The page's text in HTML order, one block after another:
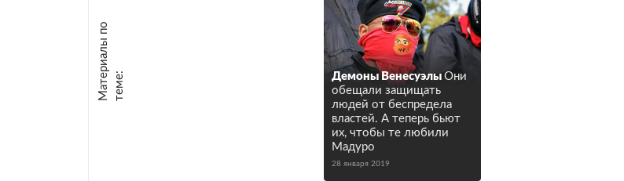
М
а
т е
р
и
а
л
ы
п
о
т
е
м
е : Демоны Венесуэлы Они
обещали защищать
людей от беспредела
властей. А теперь бьют
их, чтобы те любили
Мадуро
28 января 2019